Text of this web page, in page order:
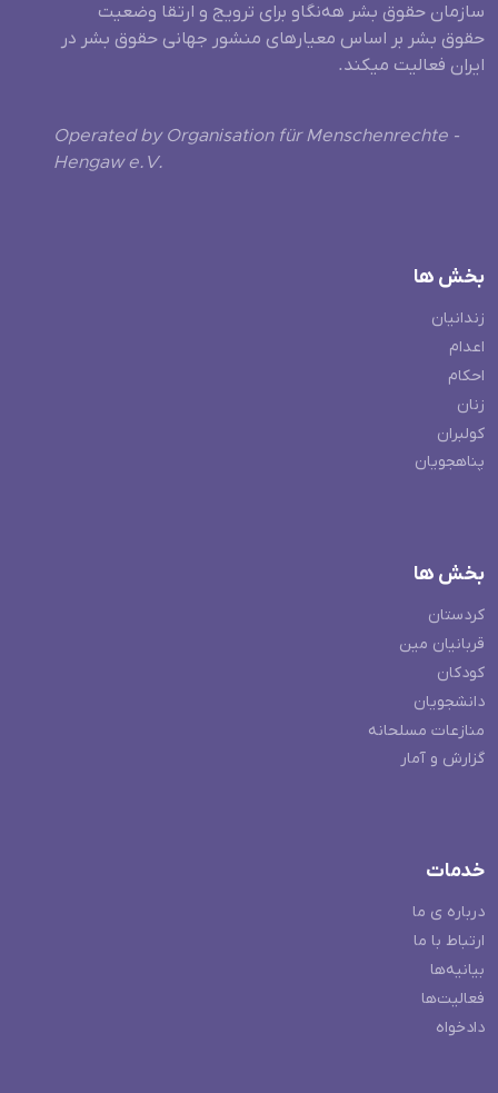
سازمان حقوق بشر هه‌نگاو برای ترویج و ارتقا وضعیت
حقوق بشر بر اساس معیارهای منشور جهانی حقوق بشر در
ایران فعالیت میکند.
Operated by Organisation für Menschenrechte -
Hengaw e.V.
بخش ها
زندانیان
اعدام
احکام
زنان
کولبران
پناهجویان
بخش ها
کردستان
قربانیان مین
کودکان
دانشجویان
منازعات مسلحانه
گزارش و آمار
خدمات
درباره ی ما
ارتباط با ما
بیانیه‌ها
فعالیت‌ها
دادخواه